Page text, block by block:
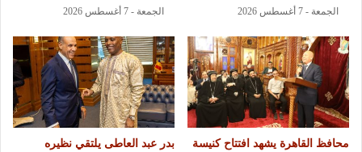
الجمعة - 7 أغسطس 2026 الجمعة - 7 أغسطس 2026
محافظ القاهرة يشهد افتتاح كنيسة
بدر عبد العاطى يلتقي نظيره